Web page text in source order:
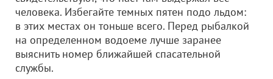
человека. Избегайте темных пятен подо льдом:
в этих местах он тоньше всего. Перед рыбалкой
на определенном водоеме лучше заранее
выяснить номер ближайшей спасательной
службы.